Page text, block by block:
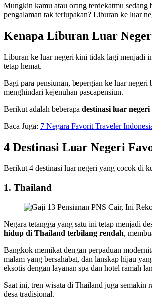
Mungkin kamu atau orang terdekatmu
pengalaman tak terlupakan? Liburan ke luar
Kenapa Liburan Luar
Liburan ke luar negeri kini tidak lagi menjadi
tetap hemat.
Bagi para pensiunan, bepergian ke luar
menghindari kejenuhan pascapensiun.
Berikut adalah beberapa destinasi luar
Baca Juga: 7 Negara Favorit Traveler
4 Destinasi Luar Negeri
Berikut 4 destinasi luar negeri yang cocok di
1. Thailand
Negara tetangga yang satu ini tetap menjadi
hidup di Thailand terbilang rendah,
Bangkok memikat dengan perpaduan
malam yang bersahabat, dan lanskap hijau
eksotis dengan layanan spa dan hotel ramah
Saat ini, tren wisata di Thailand juga semakin
desa tradisional.